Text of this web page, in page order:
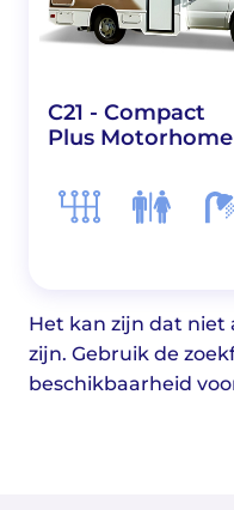
C21 - Compact
Plus Motorhome
Het kan zijn dat niet
zijn. Gebruik de
beschikbaarheid